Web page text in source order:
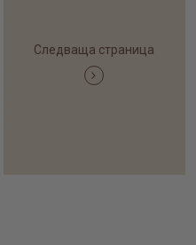
Следваща страница